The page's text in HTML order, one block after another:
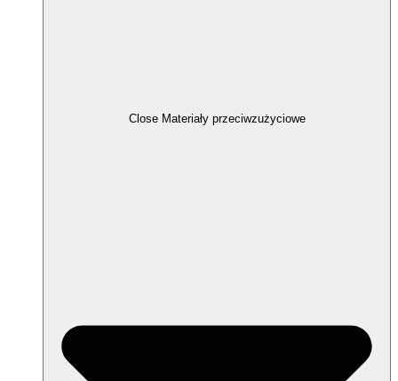
Close Materiały przeciwzużyciowe